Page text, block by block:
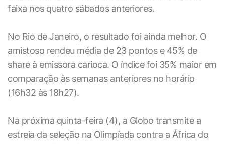
faixa nos quatro sábados anteriores.
No Rio de Janeiro, o resultado foi ainda melhor. O
amistoso rendeu média de 23 pontos e 45% de
share à emissora carioca. O índice foi 35% maior em
comparação às semanas anteriores no horário
(16h32 às 18h27).
Na próxima quinta-feira (4), a Globo transmite a
estreia da seleção na Olimpíada contra a África do